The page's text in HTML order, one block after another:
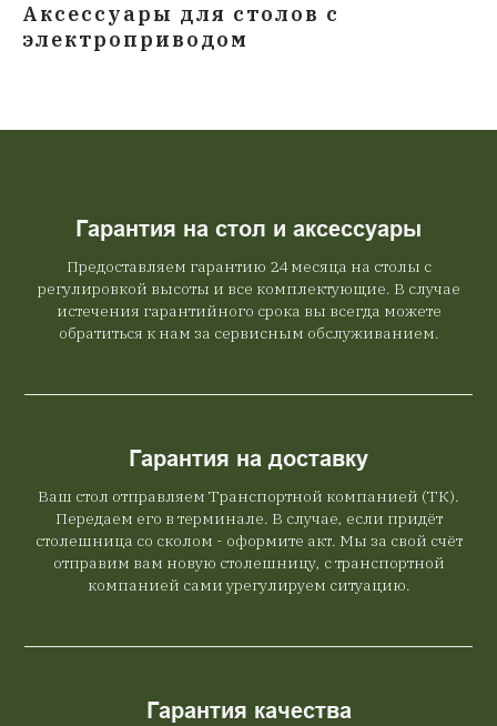
Аксессуары для столов с
электроприводом
Гарантия на стол и аксессуары
Предоставляем гарантию 24 месяца на столы с
регулировкой высоты и все комплектующие. В случае
истечения гарантийного срока вы всегда можете
обратиться к нам за сервисным обслуживанием.
Гарантия на доставку
Ваш стол отправляем Транспортной компанией (ТК).
Передаем его в терминале. В случае, если придёт
столешница со сколом - оформите акт. Мы за свой счёт
отправим вам новую столешницу, с транспортной
компанией сами урегулируем ситуацию.
Гарантия качества